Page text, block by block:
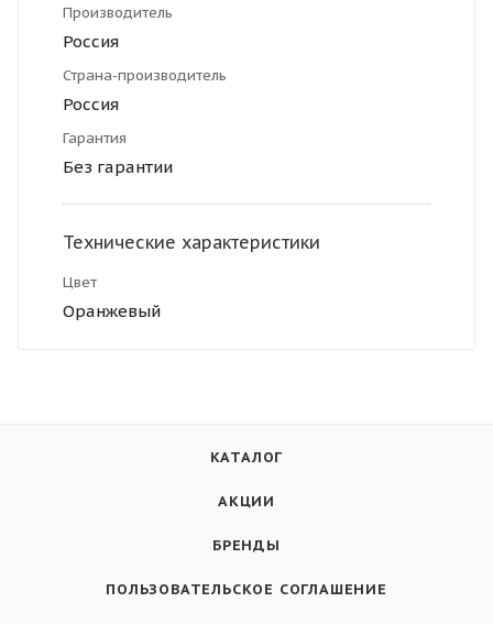
Производитель
Россия
Страна-производитель
Россия
Гарантия
Без гарантии
Технические характеристики
Цвет
Оранжевый
КАТАЛОГ
АКЦИИ
БРЕНДЫ
ПОЛЬЗОВАТЕЛЬСКОЕ СОГЛАШЕНИЕ